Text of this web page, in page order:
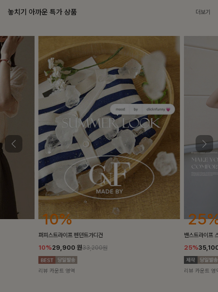
놓치기 아까운 특가 상품 더보기
25%
밴스트라이프 스트링원피스
25%35,100 원46,800원
리뷰 카운트 영역
10%
[5천장돌파/
10%
리뷰 카운트 영